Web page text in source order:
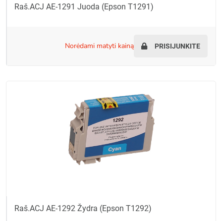
Raš.ACJ AE-1291 Juoda (Epson T1291)
norėdami matyti kainą PRISIJUNKITE
Raš.ACJ AE-1292 Žydra (Epson T1292)